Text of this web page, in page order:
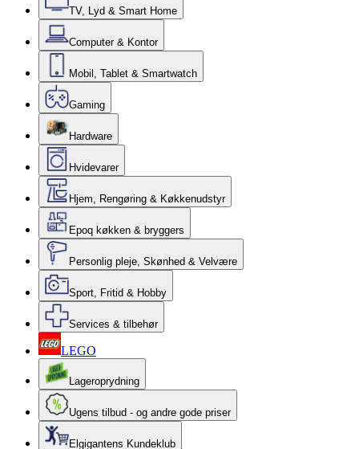
TV, Lyd & Smart Home
Computer & Kontor
Mobil, Tablet & Smartwatch
Gaming
Hardware
Hvidevarer
Hjem, Rengøring & Køkkenudstyr
Epoq køkken & bryggers
Personlig pleje, Skønhed & Velvære
Sport, Fritid & Hobby
Services & tilbehør
LEGO
Lageroprydning
Ugens tilbud - og andre gode priser
Elgigantens Kundeklub